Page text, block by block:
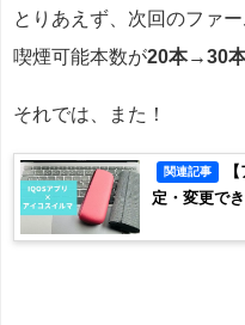
とりあえず、次回のファ
喫煙可能本数が20本→30
それでは、また！
関連記事
定・変更で